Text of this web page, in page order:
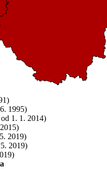
1995)
1. 1. 2014)
2019)
2019)